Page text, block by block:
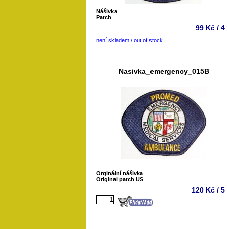
Nášivka
Patch
99 Kč / 4
není skladem / out of stock
Nasivka_emergency_015B
Orginální nášivka
Original patch US
120 Kč / 5